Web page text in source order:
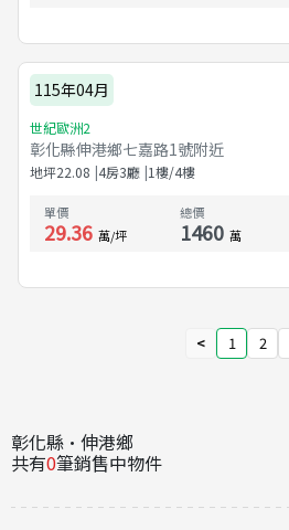
115年04月
世紀歐洲2
彰化縣伸港鄉七嘉路1號附近
地坪22.08 4房3廳 1樓/4樓
單價
29.36 萬/坪
總價
1460 萬
< 1 2
彰化縣·伸港鄉
共有0筆銷售中物件